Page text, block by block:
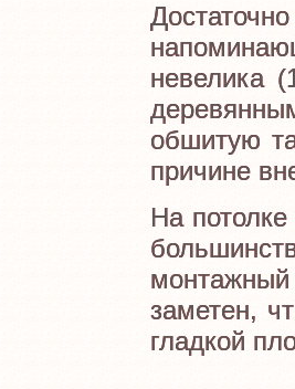
невелика
обшитую
причине
На
заметен,
гладкой